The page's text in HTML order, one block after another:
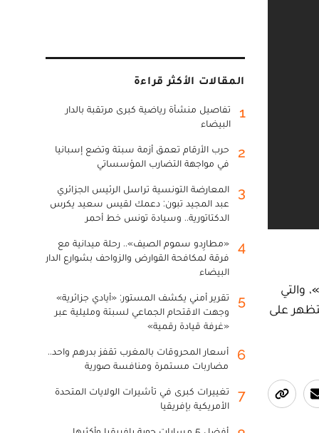
والتي
على
المقالات الأكثر قراءة
1
تفاصيل منشأة رياضية كبرى مرتقبة بالدار
البيضاء
2
حرب الأرقام تعمق أزمة سبتة وتضع إسبانيا
في مواجهة التضارب المؤسساتي
3
المعارضة التونسية تراسل الرئيس الجزائري
عبد المجيد تبون: دعمك لقيس سعيد يكرس
الدكتاتورية.. وسيادة تونس خط أحمر
4
«مطارِدو سموم الصيف».. رحلة ميدانية مع
فرقة لمكافحة القوارض والزواحف بشوارع الدار
البيضاء
5
تقرير أمني يكشف المستور: «أيادي جزائرية»
وجهت الاقتحام الجماعي لسبتة ومليلية عبر
«غرفة قيادة رقمية»
6
أسعار المحروقات بالمغرب تقفز بدرهم واحد..
مضاربات مستمرة ومنافسة صورية
7
تغييرات كبرى في تأشيرات الولايات المتحدة
الأمريكية بإفريقيا